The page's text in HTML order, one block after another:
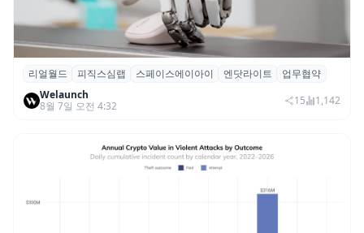
리얼월드, 로봇테크 스타트업 3곳과 손잡고
휴머노이드 표준 만든다
리얼월드 피직스심랩 스페이스에이아이 엔닷라이트
업무협약
Welaunch
8월 7일 오전 4:32
15 1,142